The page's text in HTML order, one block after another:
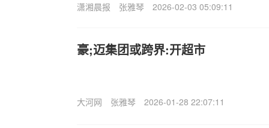
潇湘晨报 张雅琴 2026-02-03 05:09:11
豪;迈集团或跨界:开超市
大河网 张雅琴 2026-01-28 22:07:11